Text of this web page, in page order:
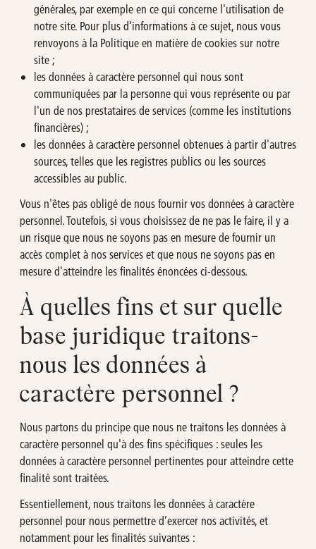
générales, par exemple en ce qui concerne l'utilisation de
notre site. Pour plus d’informations à ce sujet, nous vous
renvoyons à la Politique en matière de cookies sur notre
site ;
les données à caractère personnel qui nous sont
communiquées par la personne qui vous représente ou par
l'un de nos prestataires de services (comme les institutions
financières) ;
les données à caractère personnel obtenues à partir d'autres
sources, telles que les registres publics ou les sources
accessibles au public.
Vous n'êtes pas obligé de nous fournir vos données à caractère
personnel. Toutefois, si vous choisissez de ne pas le faire, il y a
un risque que nous ne soyons pas en mesure de fournir un
accès complet à nos services et que nous ne soyons pas en
mesure d'atteindre les finalités énoncées ci-dessous.
À quelles fins et sur quelle
base juridique traitons-
nous les données à
caractère personnel ?
Nous partons du principe que nous ne traitons les données à
caractère personnel qu'à des fins spécifiques : seules les
données à caractère personnel pertinentes pour atteindre cette
finalité sont traitées.
Essentiellement, nous traitons les données à caractère
personnel pour nous permettre d’exercer nos activités, et
notamment pour les finalités suivantes :